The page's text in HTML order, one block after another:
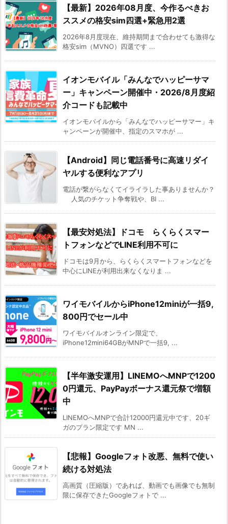
【最新】2026年08月度、今作るべきお
ススメの格安sim四選+緊急用2選
2026年8月度現在、維持期間まで合わせても激得な
格安sim（MVNO）四選です ...
イオンモバイル「みんなでハッピーサマ
ー」キャンペーン開催中・2026/8月度紹
介コードも記載中
イオンモバイルから「みんなでハッピーサマー」キ
ャンペーンが開催中、指定のスマホが ...
【Android】同じ電話番号に高速リダイ
ヤルする便利なアプリ
電話が繋がらなくてイライラした事ありませんか？
人気のチケット争奪戦や、BI ...
【最安対処法】ドコモ らくらくスマー
トフォンなどでLINE利用不可に
ドコモは9月から、らくらくスマートフォンなどを
中心にLINEが利用出来なくなりま ...
ワイモバイルからiPhone12miniが一括9,
800円でセール中
ワイモバイルオンライン限定で、
iPhone12mini64GBがMNPで一括9, ...
【半年激安運用】LINEMOへMNPで1200
0円還元、PayPayボーナス還元祭で増額
中
LINEMOへMNPで合計12000円還元中です、20ギ
ガのプラン限定です MN ...
【悲報】Googleフォト改悪、無料で使い
続ける対処法
高画質（圧縮版）であれば、動画でも画像でも無制
限に保存できたGoogleフォトで ...